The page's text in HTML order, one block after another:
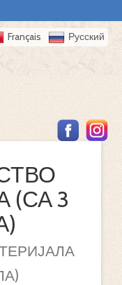
Français Русский
(СА 3